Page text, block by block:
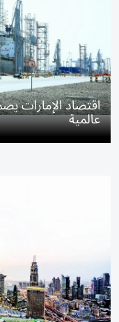
اقتصاد الإمارات
عالمية